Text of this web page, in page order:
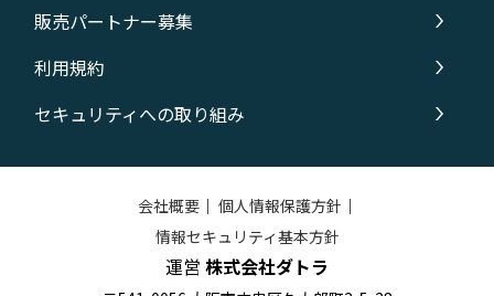
販売パートナー募集
利用規約
セキュリティへの取り組み
会社概要｜ 個人情報保護方針 ｜
情報セキュリティ基本方針
運営 株式会社ダトラ